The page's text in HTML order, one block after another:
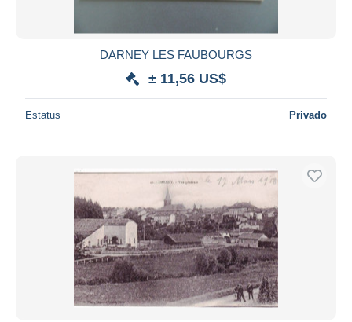
DARNEY LES FAUBOURGS
± 11,56 US$
Estatus Privado